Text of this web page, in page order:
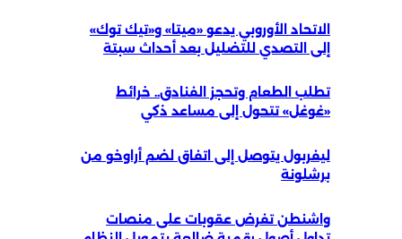
الاتحاد الأوروبي يدعو «ميتا» و«تيك توك»
إلى التصدي للتضليل بعد أحداث سبتة
تطلب الطعام وتحجز الفنادق.. خرائط
«غوغل» تتحول إلى مساعد ذكي
ليفربول يتوصل إلى اتفاق لضم أراوخو من
برشلونة
واشنطن تفرض عقوبات على منصات